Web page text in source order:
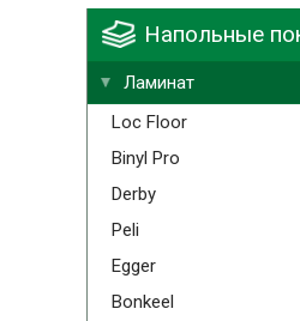
Напольные
Ламинат
Loc Floor
Binyl Pro
Derby
Peli
Egger
Bonkeel